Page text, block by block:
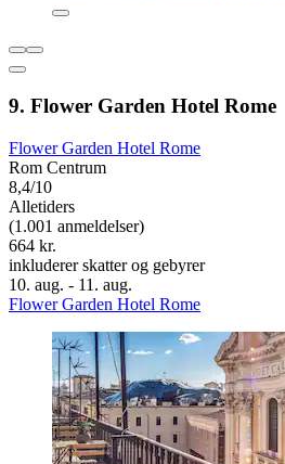
9. Flower Garden Hotel Rome
Flower Garden Hotel Rome
Rom Centrum
8,4/10
Alletiders
(1.001 anmeldelser)
664 kr.
inkluderer skatter og gebyrer
10. aug. - 11. aug.
Flower Garden Hotel Rome